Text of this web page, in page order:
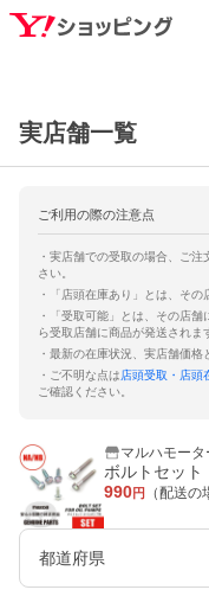
実店舗一覧
ご利用の際の注意点
・実店舗での受取の場合、ご
さい。
・「店頭在庫あり」とは、その
・「受取可能」とは、その店
ら受取店舗に商品が発送されま
・最新の在庫状況、実店舗価格
・ご不明な点は店頭受取・店頭
ご確認ください。
マルハモー
990円 （配送の
都道府県